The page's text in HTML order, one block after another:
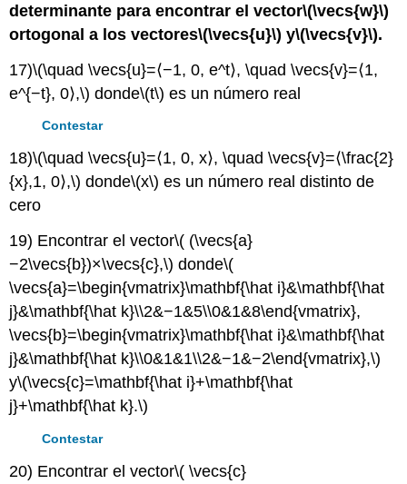
determinante para encontrar el vector\(\vecs{w}\)
ortogonal a los vectores\(\vecs{u}\) y\(\vecs{v}\).
17)\(\quad \vecs{u}=⟨−1, 0, e^t⟩, \quad \vecs{v}=⟨1,
e^{−t}, 0⟩,\) donde\(t\) es un número real
Contestar
18)\(\quad \vecs{u}=⟨1, 0, x⟩, \quad \vecs{v}=⟨\frac{2}
{x},1, 0⟩,\) donde\(x\) es un número real distinto de
cero
19) Encontrar el vector\( (\vecs{a}
−2\vecs{b})×\vecs{c},\) donde\(
\vecs{a}=\begin{vmatrix}\mathbf{\hat i}&\mathbf{\hat
j}&\mathbf{\hat k}\\2&−1&5\\0&1&8\end{vmatrix},
\vecs{b}=\begin{vmatrix}\mathbf{\hat i}&\mathbf{\hat
j}&\mathbf{\hat k}\\0&1&1\\2&−1&−2\end{vmatrix},\)
y\(\vecs{c}=\mathbf{\hat i}+\mathbf{\hat
j}+\mathbf{\hat k}.\)
Contestar
20) Encontrar el vector\( \vecs{c}